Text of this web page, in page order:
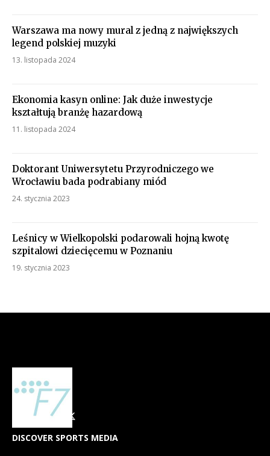
Warszawa ma nowy mural z jedną z największych
legend polskiej muzyki
13. listopada 2024
Ekonomia kasyn online: Jak duże inwestycje
kształtują branżę hazardową
11. listopada 2024
Doktorant Uniwersytetu Przyrodniczego we
Wrocławiu bada podrabiany miód
24. stycznia 2023
Leśnicy w Wielkopolski podarowali hojną kwotę
szpitalowi dziecięcemu w Poznaniu
19. stycznia 2023
DISCOVER SPORTS MEDIA